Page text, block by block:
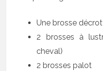
Une brosse
2 brosses à
cheval)
2 brosses palot